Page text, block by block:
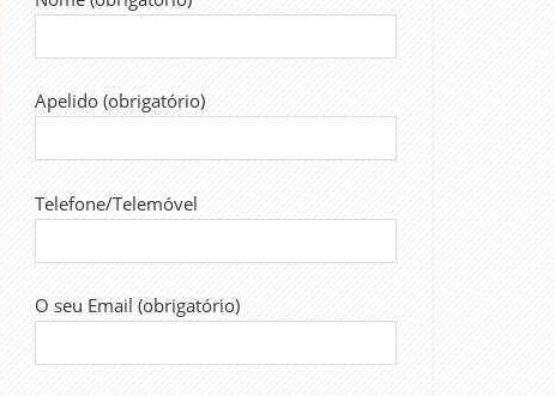
Apelido (obrigatório)
Telefone/Telemóvel
O seu Email (obrigatório)